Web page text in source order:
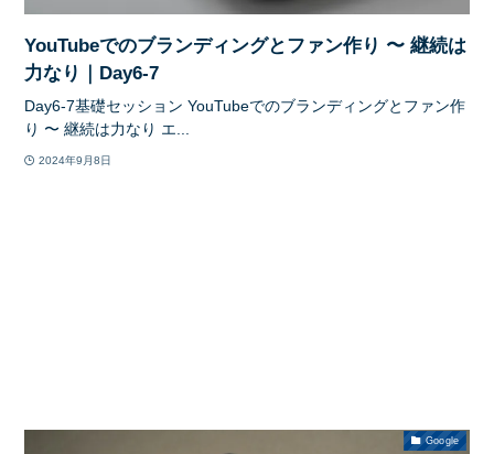
YouTubeでのブランディングとファン作り 〜 継続は
力なり｜Day6-7
Day6-7基礎セッション YouTubeでのブランディングとファン作
り 〜 継続は力なり エ...
2024年9月8日
Google